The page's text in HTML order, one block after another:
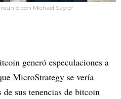
con Michael Saylor
generó especulaciones a
MicroStrategy se vería
sus tenencias de bitcoin